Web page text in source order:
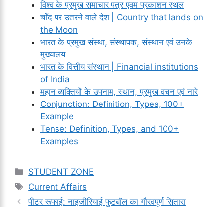
विश्व के प्रमुख समाचार पत्र एवम प्रकाशन स्थल
चाँद पर उतरने वाले देश | Country that lands on
the Moon
भारत के प्रमुख संस्था, संस्थापक, संस्थान एवं उनके
मुख्यालय
भारत के वित्तीय संस्थान | Financial institutions
of India
महान व्यक्तियों के उपनाम, स्थान, प्रमुख वचन एवं नारे
Conjunction: Definition, Types, 100+
Example
Tense: Definition, Types, and 100+
Examples
Categories
STUDENT ZONE
Tags
Current Affairs
पीटर रूफाई: नाइजीरियाई फुटबॉल का गौरवपूर्ण सितारा